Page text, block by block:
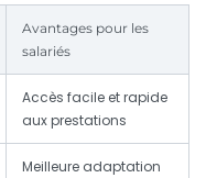
Avantages pour les
salariés
Accès facile et rapide
aux prestations
Meilleure adaptation